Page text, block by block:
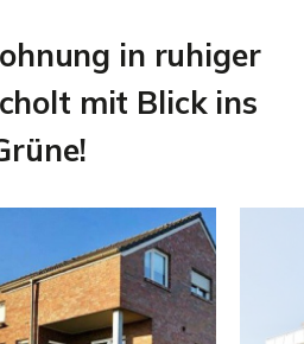
in ruhiger
mit Blick ins